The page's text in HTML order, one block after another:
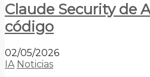
Claude Security de
código
02/05/2026
IA Noticias